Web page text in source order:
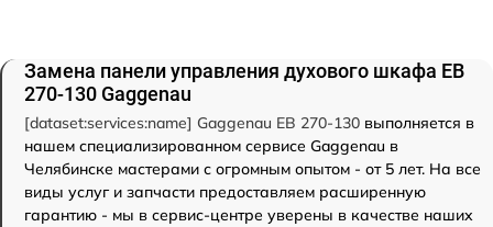
Замена панели управления духового шкафа EB
270-130 Gaggenau
[dataset:services:name] Gaggenau EB 270-130 выполняется в
нашем специализированном сервисе Gaggenau в
Челябинске мастерами с огромным опытом - от 5 лет. На все
виды услуг и запчасти предоставляем расширенную
гарантию - мы в сервис-центре уверены в качестве наших